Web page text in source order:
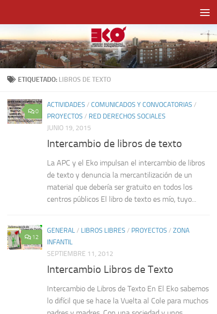
ETIQUETADO: LIBROS DE TEXTO
0
ACTIVIDADES / COMUNICADOS Y CONVOCATORIAS /
PROYECTOS / RED DERECHOS SOCIALES
JUNIO 19, 2015
Intercambio de libros de texto
La APC y el Eko impulsan el intercambio de libros
de texto y denuncia la mercantilización de un
material que debería ser gratuito en todos los
centros públicos El libro de texto es mío, tuyo...
12
GENERAL/ LIBROS LIBRES / PROYECTOS / ZONA
INFANTIL
SEPTIEMBRE 11, 2012
Intercambio Libros de Texto
Intercambio de Libros de Texto En El Eko sabemos
lo difícil que se hace la Vuelta al Cole para muchos